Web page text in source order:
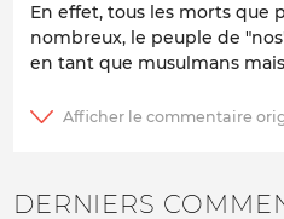
En effet, tous les morts que
nombreux, le peuple de
en tant que musulmans mais
DERNIERS